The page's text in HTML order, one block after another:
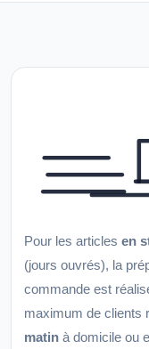
Pour les articles en
(jours ouvrés), la
commande est
maximum de clients
matin à domicile ou